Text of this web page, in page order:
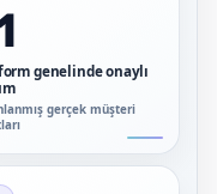
genelinde onaylı
gerçek müşteri